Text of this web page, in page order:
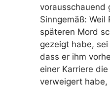
vorausschauend
Sinngemäß: Weil
späteren Mord
gezeigt habe,
dass er ihm
einer Karriere
verweigert habe,